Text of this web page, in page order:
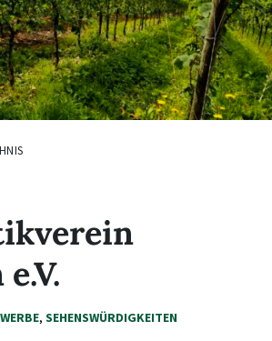
, SEHENSWÜRDIGKEITEN